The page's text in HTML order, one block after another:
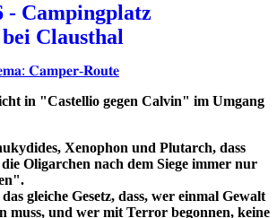
- Campingplatz
Clausthal
𝐂𝐚𝐦𝐩𝐞𝐫-𝐑𝐨𝐮𝐭𝐞
in "Castellio gegen Calvin" im Umgang
Xenophon und Plutarch, dass
Oligarchen nach dem Siege immer nur
gleiche Gesetz, dass, wer einmal Gewalt
muss, und wer mit Terror begonnen, keine